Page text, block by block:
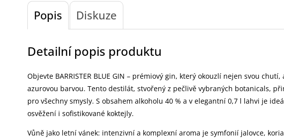
Popis Diskuze
Detailní popis produktu
Objevte BARRISTER BLUE GIN – prémiový gin, který okouzlí nejen svou
azurovou barvou. Tento destilát, stvořený z pečlivě vybraných botanicals,
pro všechny smysly. S obsahem alkoholu 40 % a v elegantní 0,7 l lahvi je
osvěžení i sofistikované koktejly.
Vůně jako letní vánek: intenzivní a komplexní aroma je symfonií jalovce,